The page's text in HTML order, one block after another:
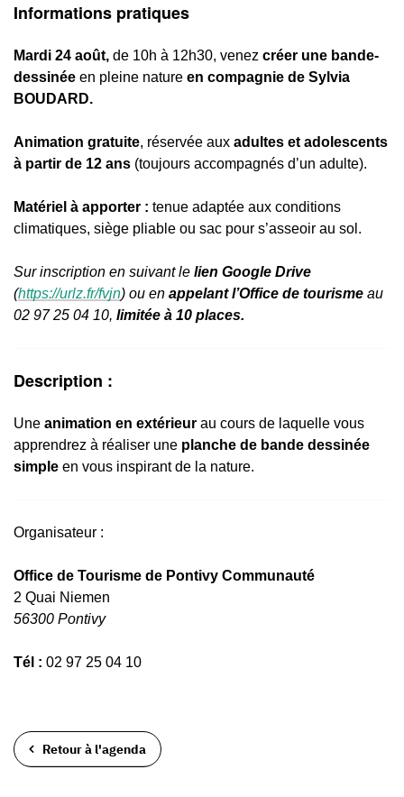
Informations pratiques
Mardi 24 août, de 10h à 12h30, venez créer une bande-
dessinée en pleine nature en compagnie de Sylvia
BOUDARD.
Animation gratuite, réservée aux adultes et adolescents
à partir de 12 ans (toujours accompagnés d’un adulte).
Matériel à apporter : tenue adaptée aux conditions
climatiques, siège pliable ou sac pour s’asseoir au sol.
Sur inscription en suivant le lien Google Drive
(https://urlz.fr/fvjn) ou en appelant l’Office de tourisme au
02 97 25 04 10, limitée à 10 places.
Description :
Une animation en extérieur au cours de laquelle vous
apprendrez à réaliser une planche de bande dessinée
simple en vous inspirant de la nature.
Organisateur :
Office de Tourisme de Pontivy Communauté
2 Quai Niemen
56300 Pontivy
Tél : 02 97 25 04 10
Retour à l'agenda